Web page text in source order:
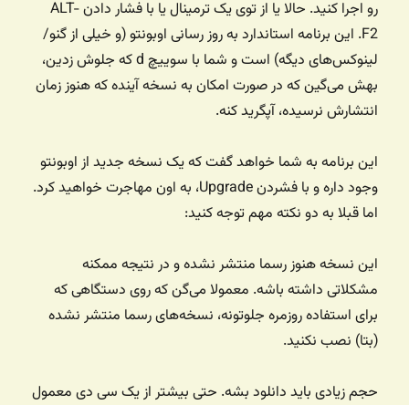
رو اجرا کنید. حالا یا از توی یک ترمینال یا با فشار دادن ALT-
F2. این برنامه استاندارد به روز رسانی اوبونتو (و خیلی از گنو/
لینوکس‌های دیگه) است و شما با سوییچ d که جلوش زدین،
بهش می‌گین که در صورت امکان به نسخه آینده که هنوز زمان
انتشارش نرسیده، آپگرید کنه.
این برنامه به شما خواهد گفت که یک نسخه جدید از اوبونتو
وجود داره و با فشردن Upgrade، به اون مهاجرت خواهید کرد.
اما قبلا به دو نکته مهم توجه کنید:
این نسخه هنوز رسما منتشر نشده و در نتیجه ممکنه
مشکلاتی داشته باشه. معمولا می‌گن که روی دستگاهی که
برای استفاده روزمره جلوتونه، نسخه‌های رسما منتشر نشده
(بتا) نصب نکنید.
حجم زیادی باید دانلود بشه. حتی بیشتر از یک سی دی معمول